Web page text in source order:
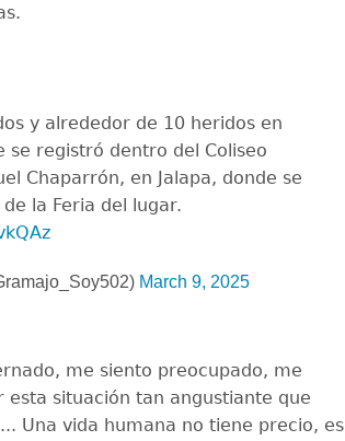
y alrededor de 10 heridos en
se registró dentro del Coliseo
Chaparrón, en Jalapa, donde se
la Feria del lugar.
March 9, 2025
me siento preocupado, me
esta situación tan angustiante que
Una vida humana no tiene precio, es